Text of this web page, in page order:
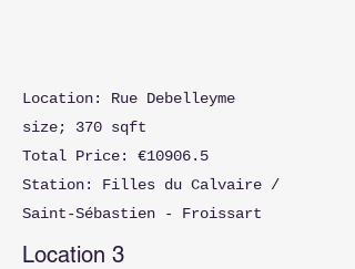
Location: Rue Debelleyme
size; 370 sqft
Total Price: €10906.5
Station: Filles du Calvaire /
Saint-Sébastien - Froissart
Location 3